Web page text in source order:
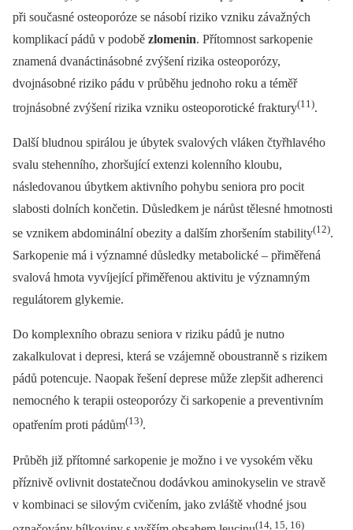
při současné osteoporóze se násobí riziko vzniku závažných
komplikací pádů v podobě zlomenin. Přítomnost sarkopenie
znamená dvanáctinásobné zvýšení rizika osteoporózy,
dvojnásobné riziko pádu v průběhu jednoho roku a téměř
trojnásobné zvýšení rizika vzniku osteoporotické fraktury(11).
Další bludnou spirálou je úbytek svalových vláken čtyřhlavého
svalu stehenního, zhoršující extenzi kolenního kloubu,
následovanou úbytkem aktivního pohybu seniora pro pocit
slabosti dolních končetin. Důsledkem je nárůst tělesné hmotnosti
se vznikem abdominální obezity a dalším zhoršením stability(12).
Sarkopenie má i významné důsledky metabolické –⁠ přiměřená
svalová hmota vyvíjející přiměřenou aktivitu je významným
regulátorem glykemie.
Do komplexního obrazu seniora v riziku pádů je nutno
zakalkulovat i depresi, která se vzájemně oboustranně s rizikem
pádů potencuje. Naopak řešení deprese může zlepšit adherenci
nemocného k terapii osteoporózy či sarkopenie a preventivním
opatřením proti pádům(13).
Průběh již přítomné sarkopenie je možno i ve vysokém věku
příznivě ovlivnit dostatečnou dodávkou aminokyselin ve stravě
v kombinaci se silovým cvičením, jako zvláště vhodné jsou
(14, 15, 16)